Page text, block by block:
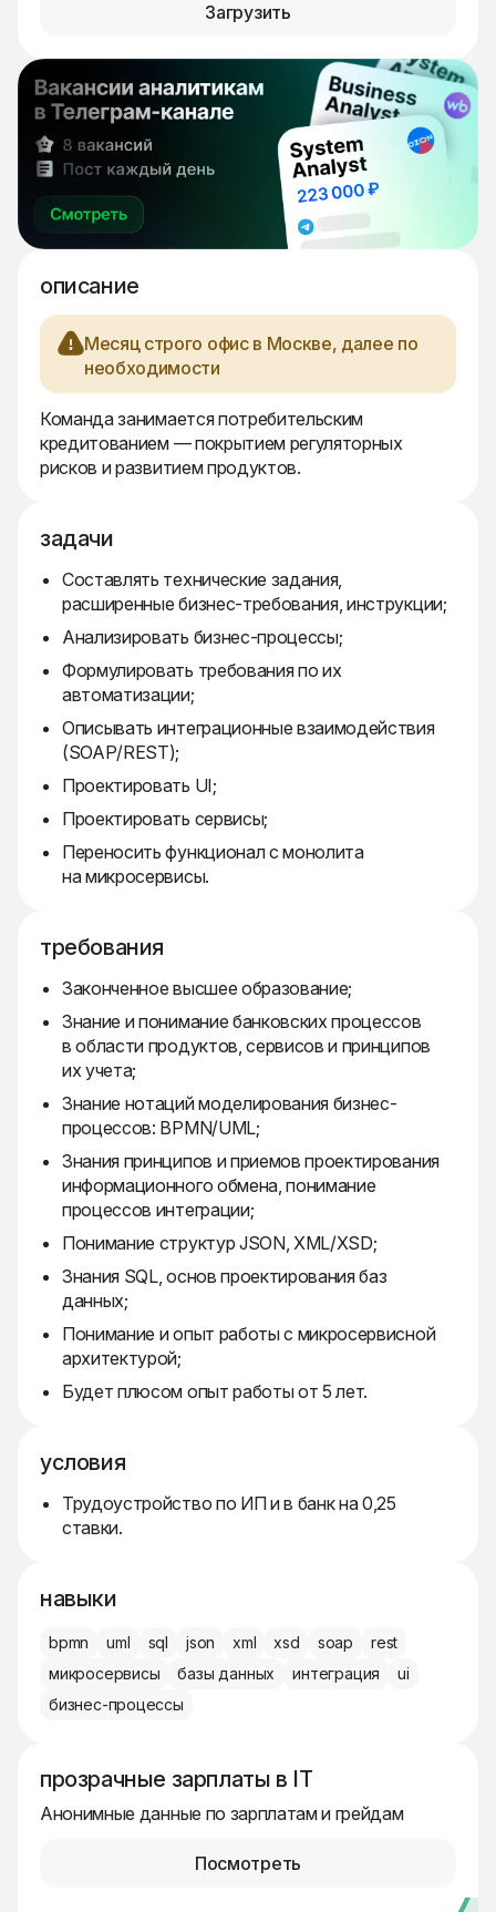
Загрузить
описание
Месяц строго офис в Москве, далее по
необходимости
Команда занимается потребительским
кредитованием — покрытием регуляторных
рисков и развитием продуктов.
задачи
Составлять технические задания,
расширенные бизнес-требования, инструкции;
Анализировать бизнес-процессы;
Формулировать требования по их
автоматизации;
Описывать интеграционные взаимодействия
(SOAP/REST);
Проектировать UI;
Проектировать сервисы;
Переносить функционал с монолита
на микросервисы.
требования
Законченное высшее образование;
Знание и понимание банковских процессов
в области продуктов, сервисов и принципов
их учета;
Знание нотаций моделирования бизнес-
процессов: BPMN/UML;
Знания принципов и приемов проектирования
информационного обмена, понимание
процессов интеграции;
Понимание структур JSON, XML/XSD;
Знания SQL, основ проектирования баз
данных;
Понимание и опыт работы с микросервисной
архитектурой;
Будет плюсом опыт работы от 5 лет.
условия
Трудоустройство по ИП и в банк на 0,25
ставки.
навыки
bpmn uml sql json xml xsd soap
rest
микросервисы
базы данных интеграция
ui
бизнес-процессы
прозрачные зарплаты в IT
Анонимные данные по зарплатам и грейдам
Посмотреть